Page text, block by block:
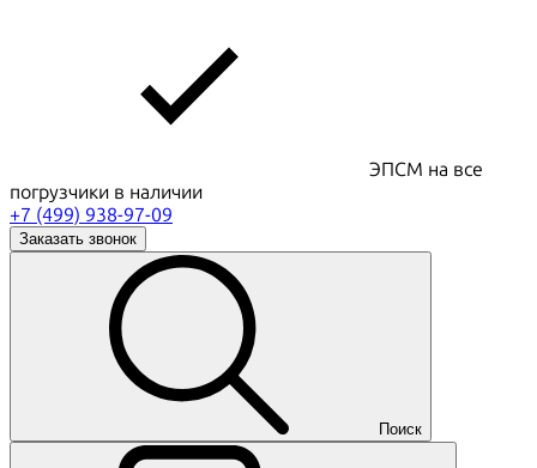
ЭПСМ на все
погрузчики в наличии
+7 (499) 938-97-09
Заказать звонок
Поиск